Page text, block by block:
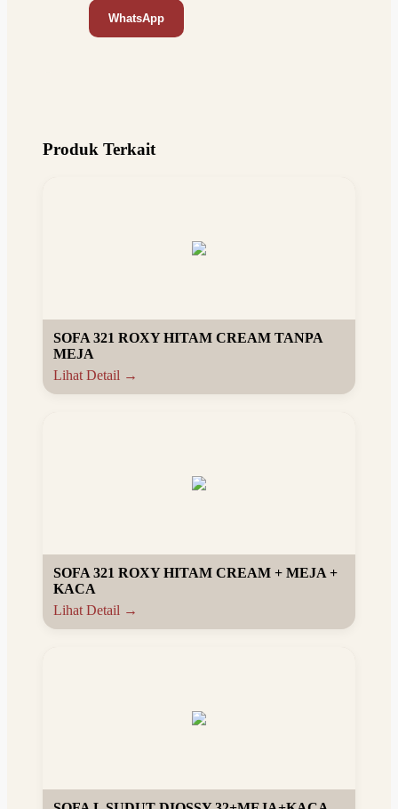
WhatsApp
Produk Terkait
SOFA 321 ROXY HITAM CREAM TANPA
MEJA
Lihat Detail →
SOFA 321 ROXY HITAM CREAM + MEJA +
KACA
Lihat Detail →